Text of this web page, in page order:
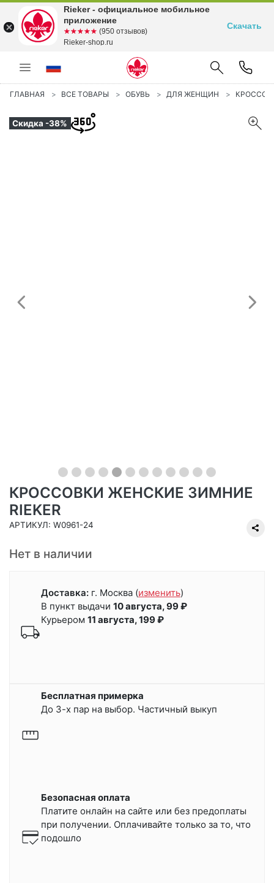
ГЛАВНАЯ ВСЕ ТОВАРЫ ОБУВЬ ДЛЯ ЖЕНЩИН
Скидка -38%
Предыдущий
КРОССОВКИ ЖЕНСКИЕ ЗИМНИЕ
RIEKER
АРТИКУЛ: W0961-24
Нет в наличии
Доставка: г. Москва (изменить)
В пункт выдачи 10 августа, 99 ₽
Курьером 11 августа, 199 ₽
Бесплатная примерка
До 3-х пар на выбор. Частичный выкуп
Безопасная оплата
Платите онлайн на сайте или без предоплаты
при получении. Оплачивайте только за то, что
подошло
Rieker - официальное мобильное
приложение
☆☆☆☆☆
★★★★★ (950 отзывов)
Rieker-shop.ru
Скачать